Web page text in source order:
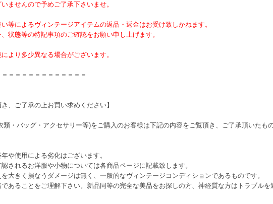
ませんので予めご了承下さいませ。
等によるヴィンテージアイテムの返品・返金はお受け致しかねます。
状態等の特記事項のご確認をお願い申し上げます。
より多少異なる場合がございます。
＝＝＝＝＝＝＝＝＝＝＝＝
、ご了承の上お買い求めください】
・バッグ・アクセサリー等)をご購入のお客様は下記の内容をご覧頂き、ご了承頂いたも
や使用による劣化はございます。
されるお洋服や小物については各商品ページに記載致します。
大きく損なうダメージは無く、一般的なヴィンテージコンディションであるものです。
あることをご理解下さい。新品同等の完全な美品をお探しの方、神経質な方はトラブル